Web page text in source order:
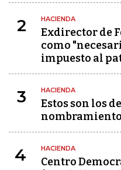
2 HACIENDA
Exdirector de
como
impuesto al
3 HACIENDA
Estos son los
4 HACIENDA
Centro